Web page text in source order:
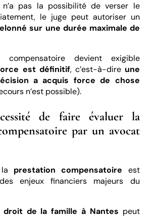
pas la possibilité de verser le
le juge peut autoriser un
sur une durée maximale de
compensatoire devient exigible
est définitif, c’est-à-dire une
a acquis force de chose
n’est possible).
de faire évaluer la
par un avocat
prestation compensatoire est
enjeux financiers majeurs du
droit de la famille à Nantes peut